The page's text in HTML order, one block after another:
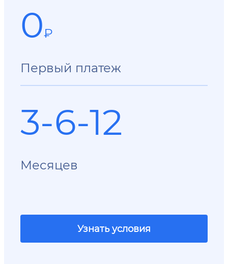
0₽
Первый платеж
3-6-12
Месяцев
Узнать условия